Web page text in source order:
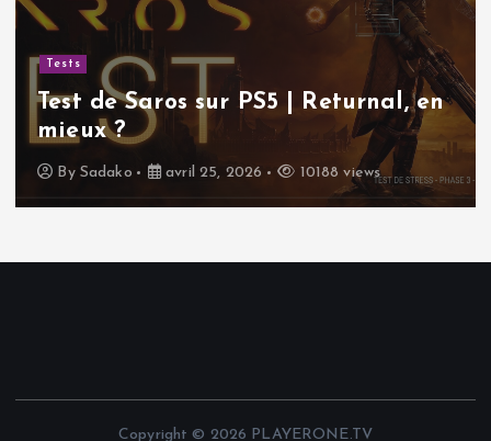
Sudoku gratuit | Pourquoi ce
classique indémodable continue de
nous rendre accro !
By Sadako avril 11, 2026 11701 views
Copyright © 2026 PLAYERONE.TV